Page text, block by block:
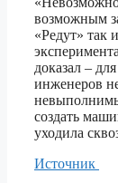
возможным
«Редут» так
доказал –
инженеров
создать
уходила
Источник